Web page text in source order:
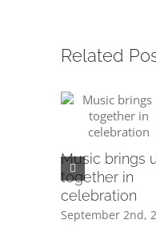
Related
Music brings
together in
celebration
September 2nd,